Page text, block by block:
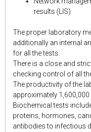
results (LIS)
The proper laboratory
additionally an internal
for all the tests.
There is a close and
checking control of all
The productivity of the
approximately
Biochemical tests
proteins, hormones,
antibodies to infectious